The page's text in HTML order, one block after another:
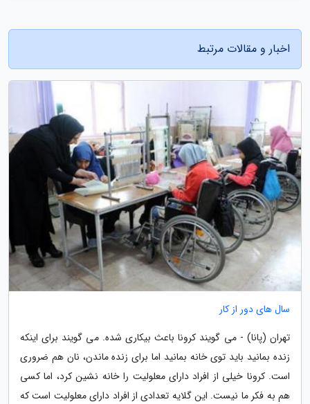
اخبار و مقالات مرتبط
سال های دور از کار
تهران (پانا) - می گویند کرونا باعث بیکاری شده. می گویند برای اینکه
زنده بمانید باید توی خانه بمانید اما برای زنده ماندن، نان هم ضروری
است. کرونا خیلی از افراد دارای معلولیت را خانه نشین کرد، اما کسی
هم به فکر ما نیست. این گلایه تعدادی از افراد دارای معلولیت است که